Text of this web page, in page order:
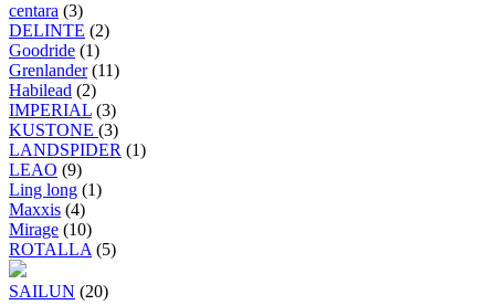
centara (3)
DELINTE (2)
Goodride (1)
Grenlander (11)
Habilead (2)
IMPERIAL (3)
KUSTONE (3)
LANDSPIDER (1)
LEAO (9)
Ling long (1)
Maxxis (4)
Mirage (10)
ROTALLA (5)
SAILUN (20)